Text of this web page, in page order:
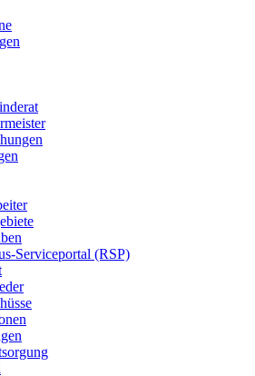
Serviceportal (RSP)